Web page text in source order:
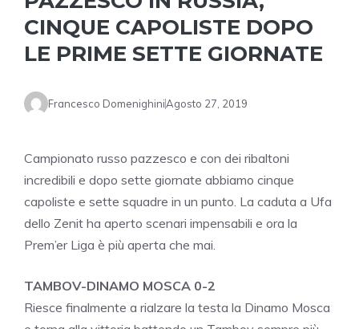
CINQUE CAPOLISTE DOPO
LE PRIME SETTE GIORNATE
Francesco DomenighiniAgosto 27, 2019
Campionato russo pazzesco e con dei ribaltoni
incredibili e dopo sette giornate abbiamo cinque
capoliste e sette squadre in un punto. La caduta a Ufa
dello Zenit ha aperto scenari impensabili e ora la
Prem’er Liga è più aperta che mai.
TAMBOV-DINAMO MOSCA 0-2
Riesce finalmente a rialzare la testa la Dinamo Mosca